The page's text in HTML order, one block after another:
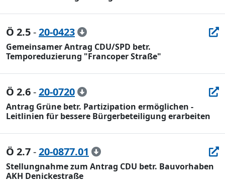
Ö 2.5-20-0423
Gemeinsamer Antrag CDU/SPD betr.
Temporeduzierung "Francoper Straße"
Ö 2.6-20-0720
Antrag Grüne betr. Partizipation ermöglichen -
Leitlinien für bessere Bürgerbeteiligung erarbeiten
Ö 2.7-20-0877.01
Stellungnahme zum Antrag CDU betr. Bauvorhaben
AKH Denickestraße